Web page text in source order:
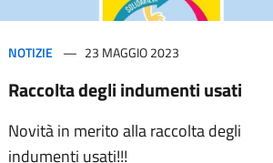
NOTIZIE 23 MAGGIO 2023
Raccolta degli indumenti usati
Novità in merito alla raccolta degli
indumenti usati!!!